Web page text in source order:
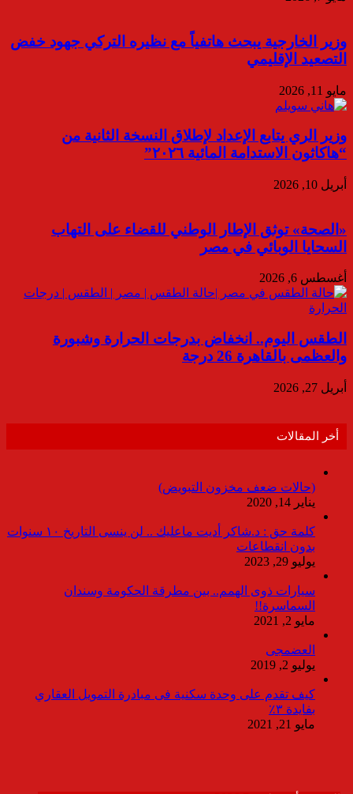
وزير الخارجية يبحث هاتفياً مع نظيره التركي جهود خفض
التصعيد الإقليمي
مايو 11, 2026
وزير الري يتابع الإعداد لإطلاق النسخة الثانية من
“هاكاثون الاستدامة المائية ٢٠٢٦”
أبريل 10, 2026
«الصحة» توثق الإطار الوطني للقضاء على التهاب
السحايا الوبائي في مصر
أغسطس 6, 2026
الطقس اليوم.. انخفاض بدرجات الحرارة وشبورة
والعظمى بالقاهرة 26 درجة
أبريل 27, 2026
أخر المقالات
(حالات ضعف مخزون التبويض)
يناير 14, 2020
كلمة حق : د.شاكر أديت ماعليك .. لن ينسى التاريخ ١٠ سنوات
بدون انقطاعات
يوليو 29, 2023
سيارات ذوى الهمم.. بين مطرقة الحكومة وسندان
السماسرة!!
مايو 2, 2021
العضمجى
يوليو 2, 2019
كيف تقدم على وحدة سكنية فى مبادرة التمويل العقاري
بفايدة ٣٪
مايو 21, 2021